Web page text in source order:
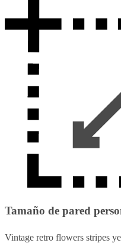
Tamaño de pared
Vintage retro flowers stripes